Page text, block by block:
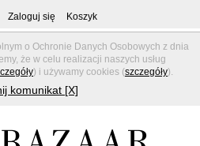
o Ochronie Danych Osobowych z dnia
że w celu realizacji naszych usług
) i używamy cookies (szczegóły).
komunikat [X]
Zaloguj się Koszyk